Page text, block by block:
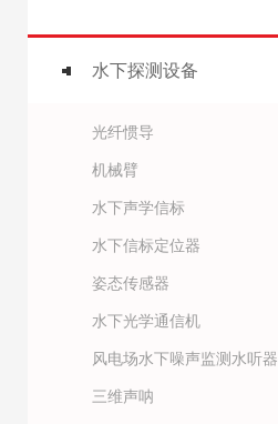
水下探测设备
光纤惯导
机械臂
水下声学信标
水下信标定位器
姿态传感器
水下光学通信机
风电场水下噪声监测水听器
三维声呐